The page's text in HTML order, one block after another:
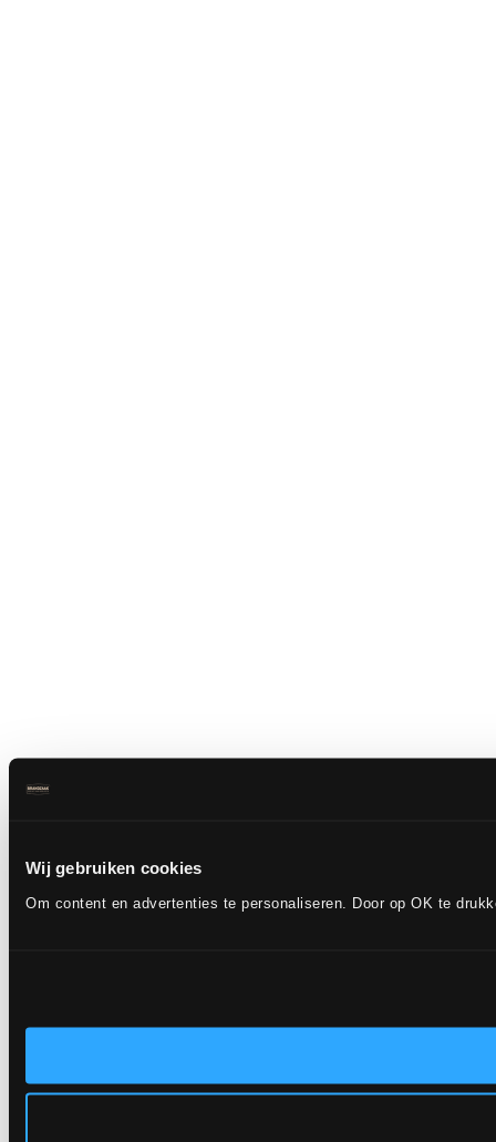
Wij gebruiken cookies
Om content en advertenties te personaliseren. Door op OK te